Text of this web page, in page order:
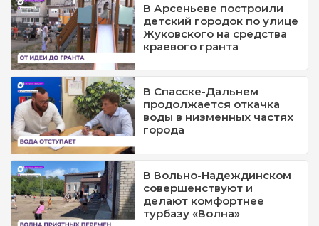
В Арсеньеве построили
детский городок по улице
Жуковского на средства
краевого гранта
В Спасске-Дальнем
продолжается откачка
воды в низменных частях
города
В Вольно-Надеждинском
совершенствуют и
делают комфортнее
турбазу «Волна»